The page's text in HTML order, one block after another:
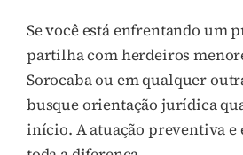
Se você está enfrentando um
partilha com herdeiros
Sorocaba ou em qualquer
busque orientação jurídica
início. A atuação preventiva e